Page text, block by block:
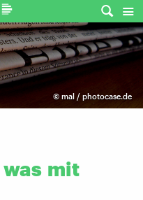
© mal / photocase.de
was mit